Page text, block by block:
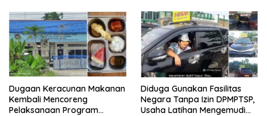
Berkompromi terhadap
Penegakan Hukum
Dugaan Keracunan Makanan
Kembali Mencoreng
Pelaksanaan Program
Diduga Gunakan Fasilitas
Negara Tanpa Izin DPMPTSP,
Usaha Latihan Mengemudi